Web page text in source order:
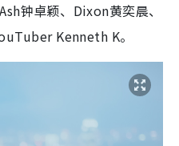
钟卓颖、Dixon黄奕晨、
Kenneth K。